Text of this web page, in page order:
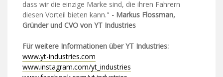
dass wir die einzige Marke sind, die ihren Fahrern
diesen Vorteil bieten kann." - Markus Flossman,
Gründer und CVO von YT Industries
Für weitere Informationen über YT Industries:
www.yt-industries.com
www.instagram.com/yt_industries